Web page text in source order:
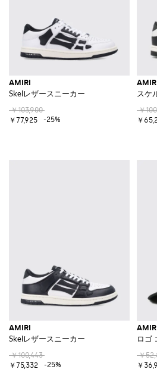
AMIRI
Skelレザースニーカー
￥103,900
￥77,925
-25%
スケ
￥
￥
AMIRI
Skelレザースニーカー
￥100,443
￥75,332
-25%
ロゴ
￥
￥